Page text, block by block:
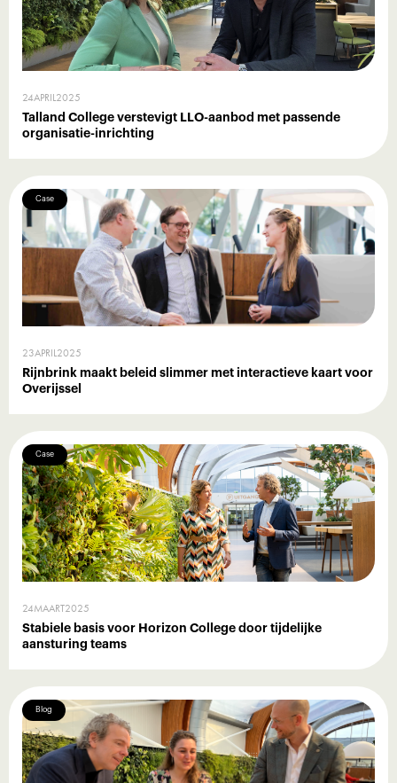
24APRIL2025
Talland College verstevigt LLO-aanbod met passende
organisatie-inrichting
Case
23APRIL2025
Rijnbrink maakt beleid slimmer met interactieve kaart voor
Overijssel
Case
24MAART2025
Stabiele basis voor Horizon College door tijdelijke
aansturing teams
Blog